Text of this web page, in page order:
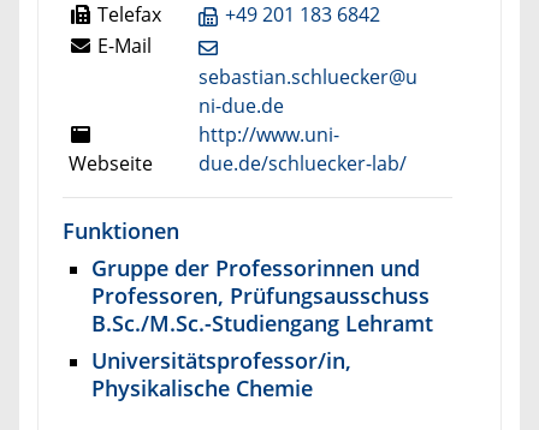
Telefax
+49 201 183 6842
E-Mail
sebastian.schluecker@u
ni-due.de
Webseite
http://www.uni-
due.de/schluecker-lab/
Funktionen
Gruppe der Professorinnen und
Professoren, Prüfungsausschuss
B.Sc./M.Sc.-Studiengang Lehramt
Universitätsprofessor/in,
Physikalische Chemie